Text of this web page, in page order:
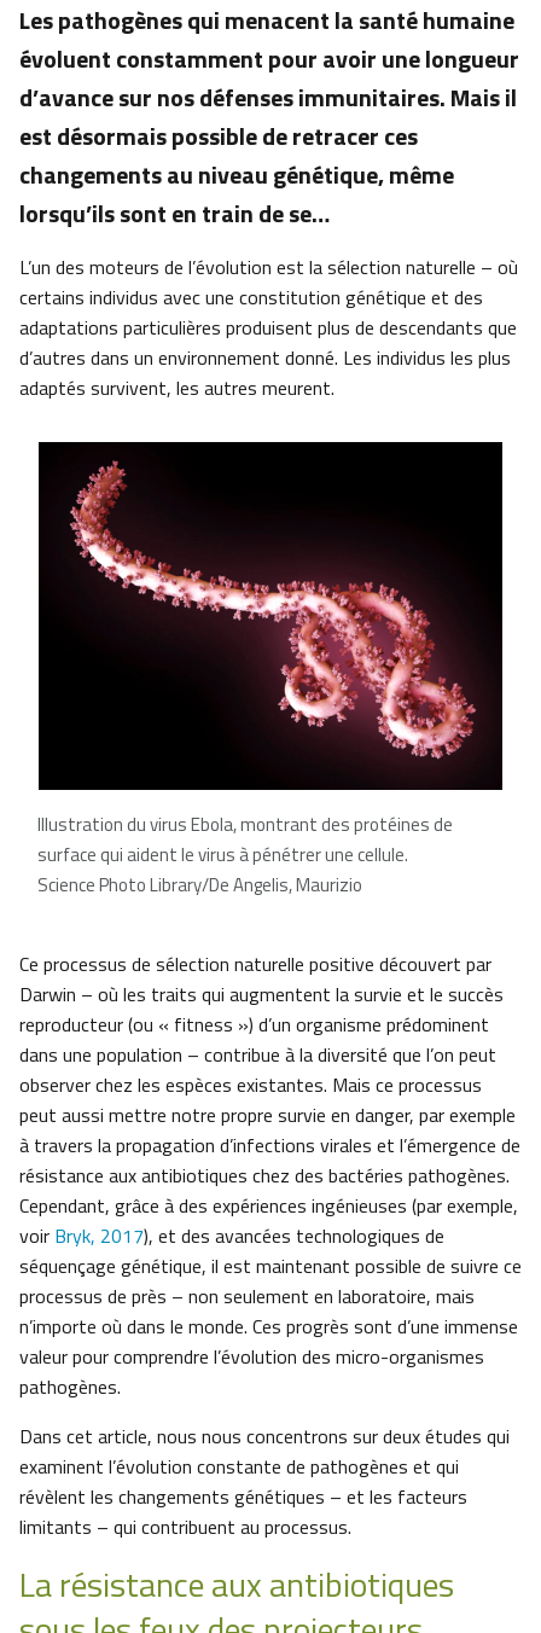
Les pathogènes qui menacent la santé humaine
évoluent constamment pour avoir une longueur
d’avance sur nos défenses immunitaires. Mais il
est désormais possible de retracer ces
changements au niveau génétique, même
lorsqu’ils sont en train de se…
L’un des moteurs de l’évolution est la sélection naturelle – où
certains individus avec une constitution génétique et des
adaptations particulières produisent plus de descendants que
d’autres dans un environnement donné. Les individus les plus
adaptés survivent, les autres meurent.
Illustration du virus Ebola, montrant des protéines de
surface qui aident le virus à pénétrer une cellule.
Science Photo Library/De Angelis, Maurizio
Ce processus de sélection naturelle positive découvert par
Darwin – où les traits qui augmentent la survie et le succès
reproducteur (ou « fitness ») d’un organisme prédominent
dans une population – contribue à la diversité que l’on peut
observer chez les espèces existantes. Mais ce processus
peut aussi mettre notre propre survie en danger, par exemple
à travers la propagation d’infections virales et l’émergence de
résistance aux antibiotiques chez des bactéries pathogènes.
Cependant, grâce à des expériences ingénieuses (par exemple,
voir Bryk, 2017), et des avancées technologiques de
séquençage génétique, il est maintenant possible de suivre ce
processus de près – non seulement en laboratoire, mais
n’importe où dans le monde. Ces progrès sont d’une immense
valeur pour comprendre l’évolution des micro-organismes
pathogènes.
Dans cet article, nous nous concentrons sur deux études qui
examinent l’évolution constante de pathogènes et qui
révèlent les changements génétiques – et les facteurs
limitants – qui contribuent au processus.
La résistance aux antibiotiques